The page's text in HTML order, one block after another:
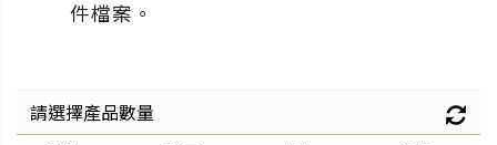
件檔案。
請選擇產品數量